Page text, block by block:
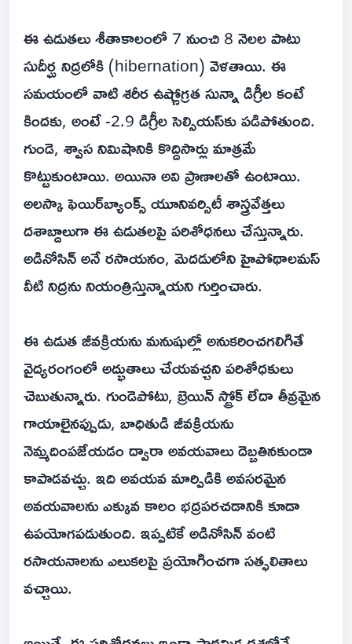
ఈ ఉడుతలు శీతాకాలంలో 7 నుంచి 8 నెలల పాటు
సుదీర్ఘ నిద్రలోకి (hibernation) వెళతాయి. ఈ
సమయంలో వాటి శరీర ఉష్ణోగ్రత సున్నా డిగ్రీల కంటే
కిందకు, అంటే -2.9 డిగ్రీల సెల్సియస్‌కు పడిపోతుంది.
గుండె, శ్వాస నిమిషానికి కొద్దిసార్లు మాత్రమే
కొట్టుకుంటాయి. అయినా అవి ప్రాణాలతో ఉంటాయి.
అలస్కా ఫెయిర్‌బ్యాంక్స్ యూనివర్సిటీ శాస్త్రవేత్తలు
దశాబ్దాలుగా ఈ ఉడుతలపై పరిశోధనలు చేస్తున్నారు.
అడినోసిన్ అనే రసాయనం, మెదడులోని హైపోథాలమస్
వీటి నిద్రను నియంత్రిస్తున్నాయని గుర్తించారు.
ఈ ఉడుత జీవక్రియను మనుషుల్లో అనుకరించగలిగితే
వైద్యరంగంలో అద్భుతాలు చేయవచ్చని పరిశోధకులు
చెబుతున్నారు. గుండెపోటు, బ్రెయిన్ స్ట్రోక్ లేదా తీవ్రమైన
గాయాలైనప్పుడు, బాధితుడి జీవక్రియను
నెమ్మదింపజేయడం ద్వారా అవయవాలు దెబ్బతినకుండా
కాపాడవచ్చు. ఇది అవయవ మార్పిడికి అవసరమైన
అవయవాలను ఎక్కువ కాలం భద్రపరచడానికి కూడా
ఉపయోగపడుతుంది. ఇప్పటికే అడినోసిన్ వంటి
రసాయనాలను ఎలుకలపై ప్రయోగించగా సత్ఫలితాలు
వచ్చాయి.